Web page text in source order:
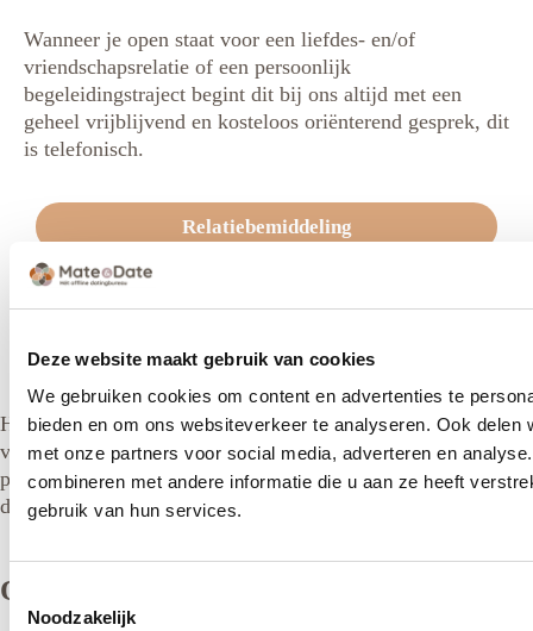
Deze website maakt gebruik van cookies
We gebruiken cookies om content en advertenties te
bieden en om ons websiteverkeer te analyseren. Ook
met onze partners voor social media, adverteren en
combineren met andere informatie die u aan ze heeft
gebruik van hun services.
Noodzakelijk
Wanneer je open staat voor een liefdes- en/of
vriendschapsrelatie of een persoonlijk
begeleidingstraject begint dit bij ons altijd met een
geheel vrijblijvend en kosteloos oriënterend gesprek, dit
is telefonisch.
Relatiebemiddeling
Het adviesbureau op het gebied van relatie- en
vriendschapsbemiddeling, waarbij wij ons richten op
persoonlijk contact en wegblijven van de online
datingmarkt.
Onze thema's